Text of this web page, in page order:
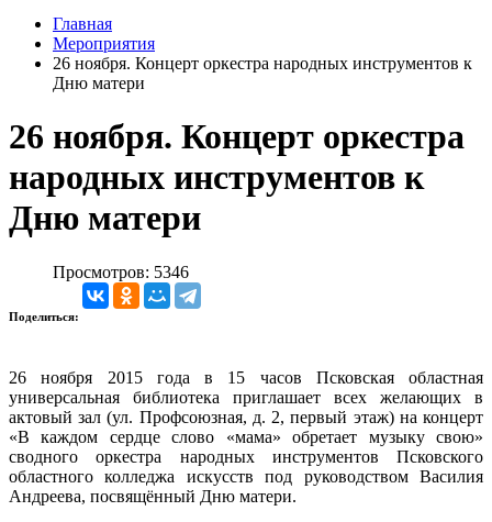
Главная
Мероприятия
26 ноября. Концерт оркестра народных инструментов к
Дню матери
26 ноября. Концерт оркестра
народных инструментов к
Дню матери
Просмотров: 5346
Поделиться:
26 ноября 2015 года в 15 часов Псковская областная
универсальная библиотека приглашает всех желающих в
актовый зал (ул. Профсоюзная, д. 2, первый этаж) на концерт
«В каждом сердце слово «мама» обретает музыку свою»
сводного оркестра народных инструментов Псковского
областного колледжа искусств под руководством Василия
Андреева, посвящённый Дню матери.